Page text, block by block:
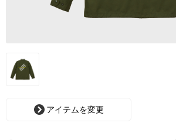
アイテムを変更